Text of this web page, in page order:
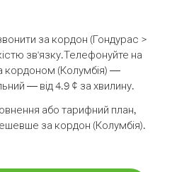
за кордон (Гондурас >
зв'язку.Телефонуйте на
кордоном (Колумбія) —
— від 4.9 ¢ за хвилину.
або тарифний план,
за кордон (Колумбія).